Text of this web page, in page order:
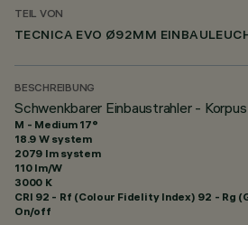
TEIL VON
TECNICA EVO Ø92MM
BESCHREIBUNG
Schwenkbarer Einbaustrahler -
M - Medium 17°
18.9 W system
2079 lm system
110 lm/W
3000 K
CRI 92 - Rf (Colour Fidelity Index) 92 - Rg
On/off